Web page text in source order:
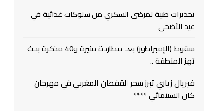
تحذيرات طبية لمرضى السكري من سلوكات غذائية في
عيد الأضحى
سقوط (الإمبراطور) بعد مطاردة متيرة و40 مذكرة بحث
تهز المنطقة ..
فيريال زياري تبرز سحر القفطان المغربي في مهرجان
كان السينمائي ****